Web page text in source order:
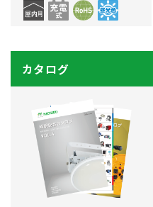
カタログ